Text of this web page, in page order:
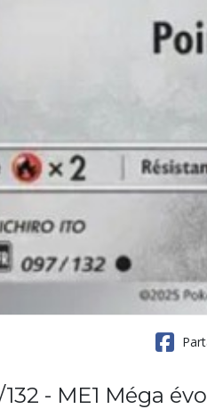
- ME1 Méga